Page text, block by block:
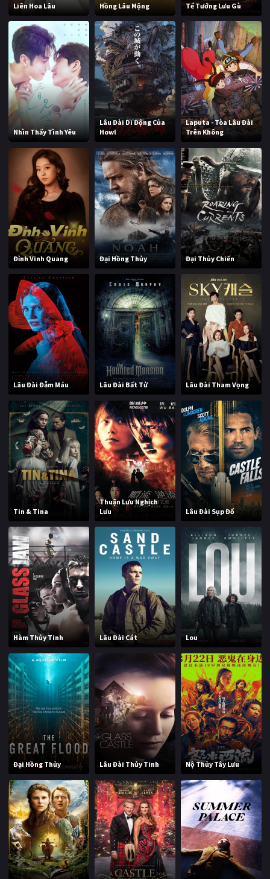
Liên Hoa Lâu Hồng Lâu Mộng Tể Tướng Lưu Gù
Nhìn Thấy Tình Yêu
Lâu Đài Di Động Của
Howl
Laputa - Tòa Lâu Đài
Trên Không
Đỉnh Vinh Quang Đại Hồng Thủy Đại Thủy Chiến
Lâu Đài Đẫm Máu Lâu Đài Bất Tử Lâu Đài Tham Vọng
Tin & Tina
Thuận Lưu Nghịch
Lưu
Lâu Đài Sụp Đổ
Hàm Thủy Tinh Lâu Đài Cát Lou
Đại Hồng Thủy Lâu Đài Thủy Tinh Nộ Thủy Tây Lưu